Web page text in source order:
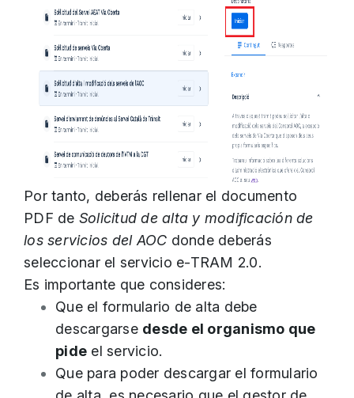
Por tanto, deberás rellenar el documento
PDF de Solicitud de alta y modificación de
los servicios del AOC donde deberás
seleccionar el servicio e-TRAM 2.0.
Es importante que consideres:
Que el formulario de alta debe
descargarse desde el organismo que
pide el servicio.
Que para poder descargar el formulario